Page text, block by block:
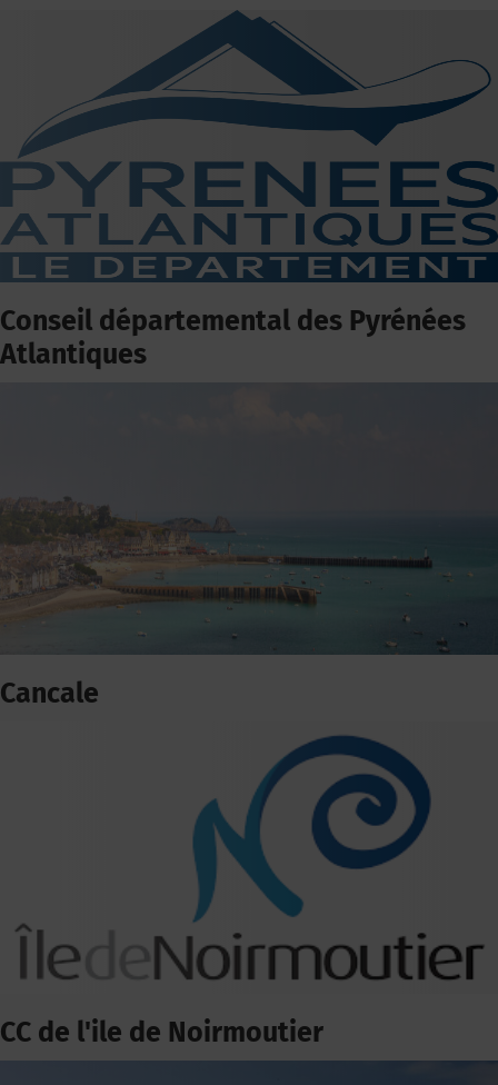
Conseil départemental des Pyrénées
Atlantiques
Cancale
CC de l'ile de Noirmoutier